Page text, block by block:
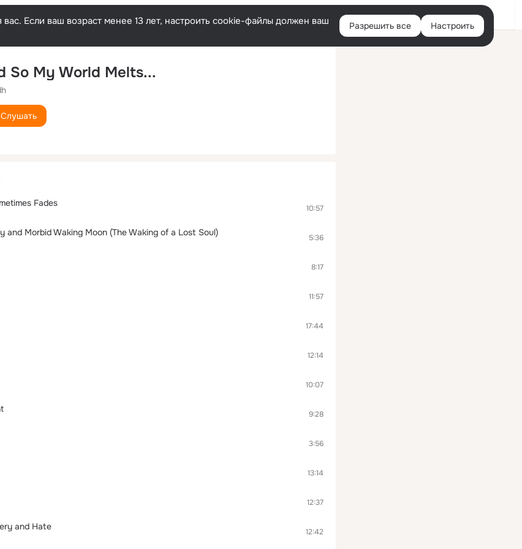
Войти
Если ваш возраст менее 13 лет, настроить cookie-файлы должен ваш
Разрешить все Настроить
So My World Melts...
Слушать
Fades 10:57
and Morbid Waking Moon (The Waking of a Lost Soul) 5:36
8:17
11:57
17:44
12:14
10:07
9:28
3:56
13:14
12:37
and Hate 12:42